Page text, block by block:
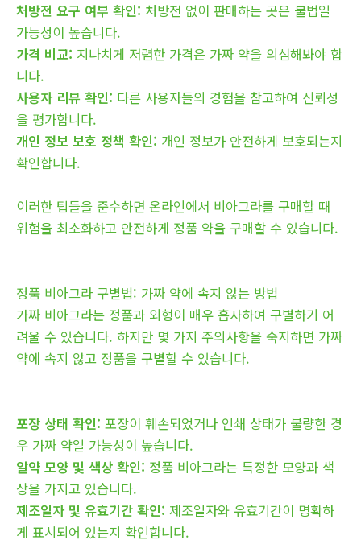
처방전 요구 여부 확인: 처방전 없이 판매하는 곳은 불법일
가능성이 높습니다.
가격 비교: 지나치게 저렴한 가격은 가짜 약을 의심해봐야 합
니다.
사용자 리뷰 확인: 다른 사용자들의 경험을 참고하여 신뢰성
을 평가합니다.
개인 정보 보호 정책 확인: 개인 정보가 안전하게 보호되는지
확인합니다.
이러한 팁들을 준수하면 온라인에서 비아그라를 구매할 때
위험을 최소화하고 안전하게 정품 약을 구매할 수 있습니다.
정품 비아그라 구별법: 가짜 약에 속지 않는 방법
가짜 비아그라는 정품과 외형이 매우 흡사하여 구별하기 어
려울 수 있습니다. 하지만 몇 가지 주의사항을 숙지하면 가짜
약에 속지 않고 정품을 구별할 수 있습니다.
포장 상태 확인: 포장이 훼손되었거나 인쇄 상태가 불량한 경
우 가짜 약일 가능성이 높습니다.
알약 모양 및 색상 확인: 정품 비아그라는 특정한 모양과 색
상을 가지고 있습니다.
제조일자 및 유효기간 확인: 제조일자와 유효기간이 명확하
게 표시되어 있는지 확인합니다.